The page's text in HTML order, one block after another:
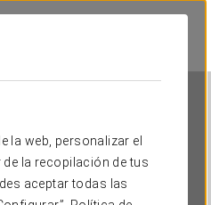
la web, personalizar el
la recopilación de tus
aceptar todas las